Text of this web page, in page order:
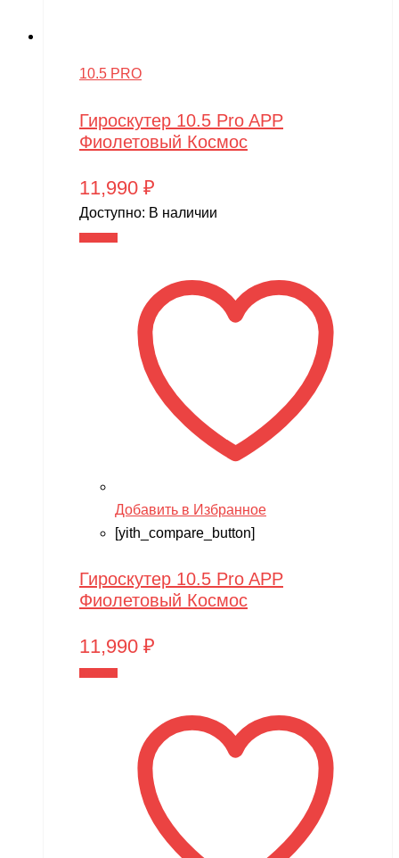
10.5 PRO
Гироскутер 10.5 Pro APP
Фиолетовый Космос
11,990 ₽
Доступно: В наличии
Добавить в Избранное
[yith_compare_button]
Гироскутер 10.5 Pro APP
Фиолетовый Космос
11,990 ₽